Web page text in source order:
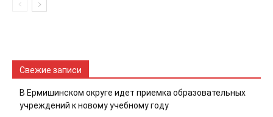
Свежие записи
В Ермишинском округе идет приемка образовательных
учреждений к новому учебному году